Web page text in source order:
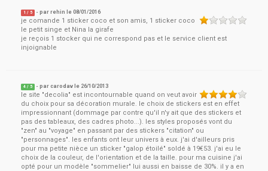
1 / 5 - parrehin le08/01/2016
je comande 1 sticker coco et son amis, 1 sticker coco
le petit singe et Nina la girafe
je reçois 1 stocker qui ne correspond pas et le service client est
injoignable
4 / 5 - parcarodav le 26/10/2013
le site "decolia" est incontournable quand on veut avoir
du choix pour sa décoration murale. le choix de stickers est en effet
impressionnant (dommage par contre qu'il n'y ait que des stickers et
pas des tableaux, des cadres photo...). les styles proposés vont du
"zen" au "voyage" en passant par des stickers "citation" ou
"personnages". les enfants ont leur univers à eux. j'ai d'ailleurs pris
pour ma petite nièce un sticker "galop étoilé" soldé à 19€53. j'ai eu le
choix de la couleur, de l'orientation et de la taille. pour ma cuisine j'ai
opté pour un modèle "sommelier" lui aussi en baisse de 30%. il y a en